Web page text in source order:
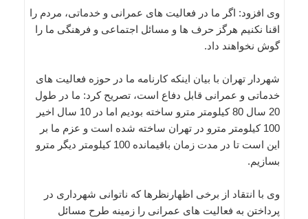
وی افزود: اگر ما در فعالیت های عمرانی و خدماتی، مردم را
اقنا نکنیم هرگز حرف ها و مسائل اجتماعی و فرهنگی ما را
گوش نخواهند داد.
شهردار تهران با بیان اینکه کارنامه ما در حوزه فعالیت های
خدماتی و عمرانی قابل دفاع است، تصریح کرد: ما در طول
20 سال 80 کیلومتر مترو ساخته بودیم اما در 10 سال اخیر
100 کیلومتر مترو در تهران ساخته شده است و عزم ما بر
این است تا در مدت زمان باقیمانده 100 کیلومتر دیگر مترو
بسازیم.
وی با انتقاد از برخی اظهارنظرها که ناتوانی شهرداری در
پرداختن به فعالیت های عمرانی را زمینه طرح مسائل